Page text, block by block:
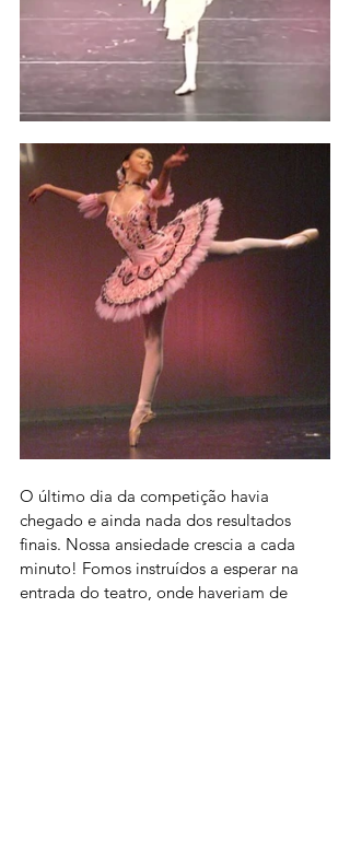
O último dia da competição havia
chegado e ainda nada dos resultados
finais. Nossa ansiedade crescia a cada
minuto! Fomos instruídos a esperar na
entrada do teatro, onde haveriam de